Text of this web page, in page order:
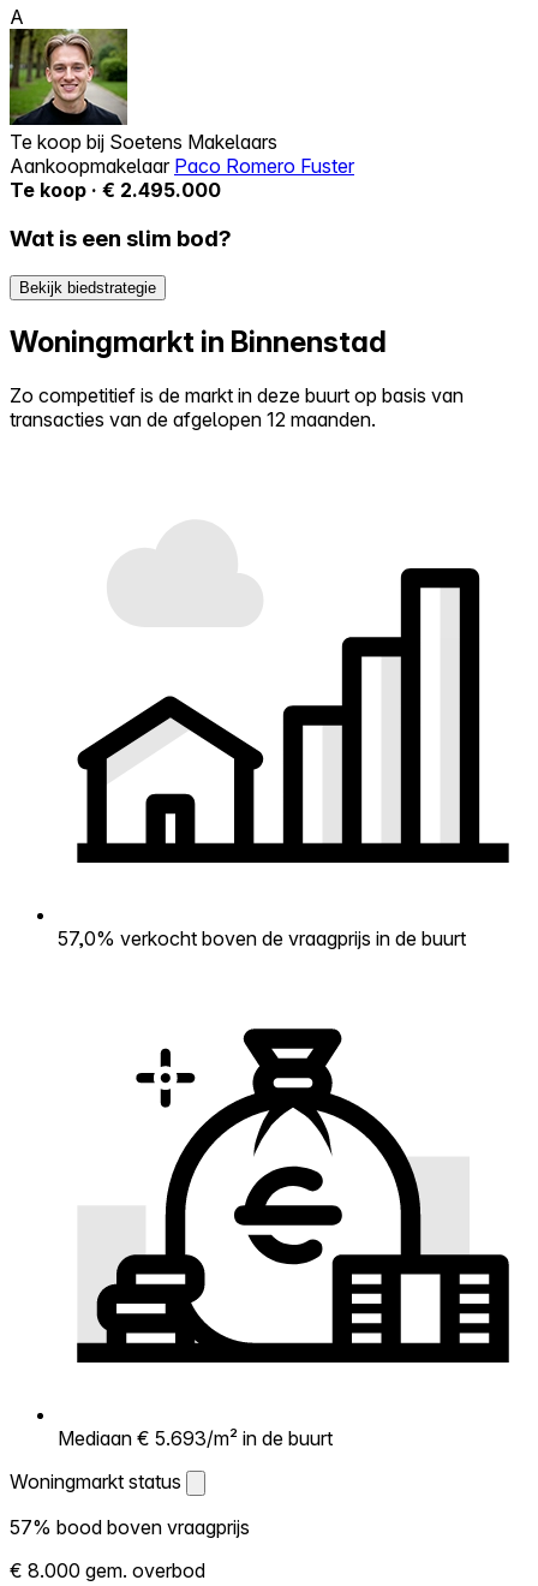
A
Te koop bij Soetens Makelaars
Aankoopmakelaar Paco Romero Fuster
Te koop · € 2.495.000
Wat is een slim bod?
Bekijk biedstrategie
Woningmarkt in Binnenstad
Zo competitief is de markt in deze buurt op basis van
transacties van de afgelopen 12 maanden.
57,0% verkocht boven de vraagprijs in de buurt
Mediaan € 5.693/m² in de buurt
Woningmarkt status
Woningmarkt status
Laat zien hoe competitief de markt hier is.
57% bood boven vraagprijs
€ 8.000 gem. overbod